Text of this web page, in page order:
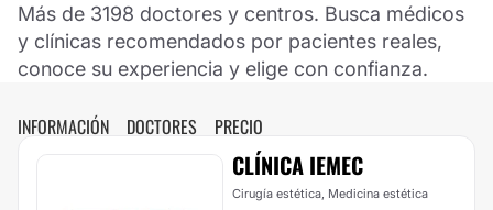
Más de 3198 doctores y centros. Busca médicos
y clínicas recomendados por pacientes reales,
conoce su experiencia y elige con confianza.
INFORMACIÓN DOCTORES PRECIO
CLÍNICA IEMEC
Cirugía estética, Medicina estética